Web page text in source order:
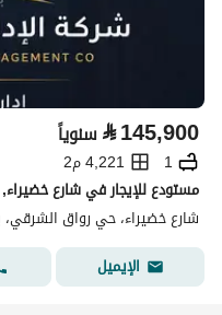
⃁145,900 سنوياً
1
4,221 م2
شارع خضيراء، حي رواق
الإيميل